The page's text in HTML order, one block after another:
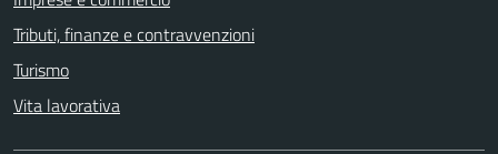
Tributi, finanze e contravvenzioni
Turismo
Vita lavorativa